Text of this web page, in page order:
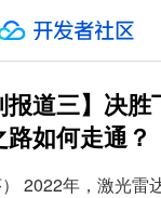
报道三】决
如何走通？
2022年，激光雷